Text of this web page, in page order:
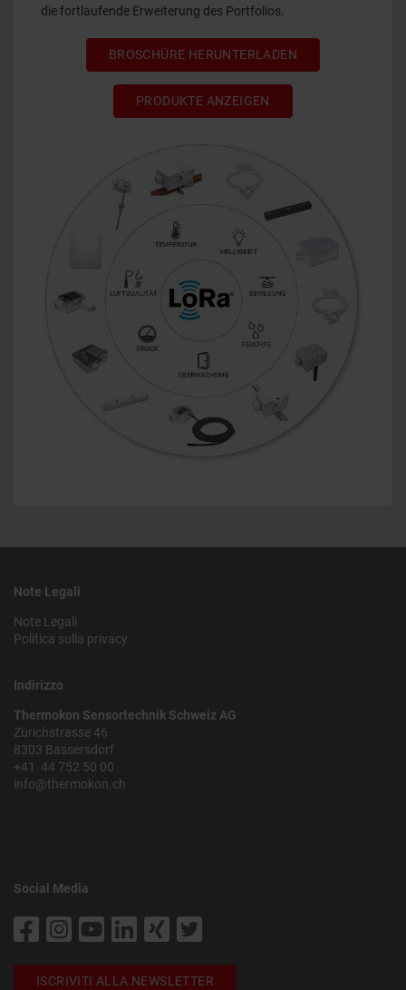
die fortlaufende Erweiterung des Portfolios.
BROSCHÜRE HERUNTERLADEN
PRODUKTE ANZEIGEN
Note Legali
Note Legali
Politica sulla privacy
Indirizzo
Thermokon Sensortechnik Schweiz AG
Zürichstrasse 46
8303 Bassersdorf
+41 44 752 50 00
info@thermokon.ch
Social Media
ISCRIVITI ALLA NEWSLETTER